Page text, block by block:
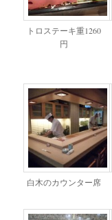
トロステーキ重1260
円
白木のカウンター席